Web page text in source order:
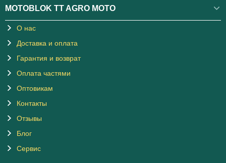
MOTOBLOK TT AGRO MOTO
О нас
Доставка и оплата
Гарантия и возврат
Оплата частями
Оптовикам
Контакты
Отзывы
Блог
Сервис